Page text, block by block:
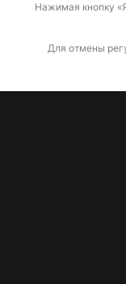
Нажимая кнопку
Для отмены